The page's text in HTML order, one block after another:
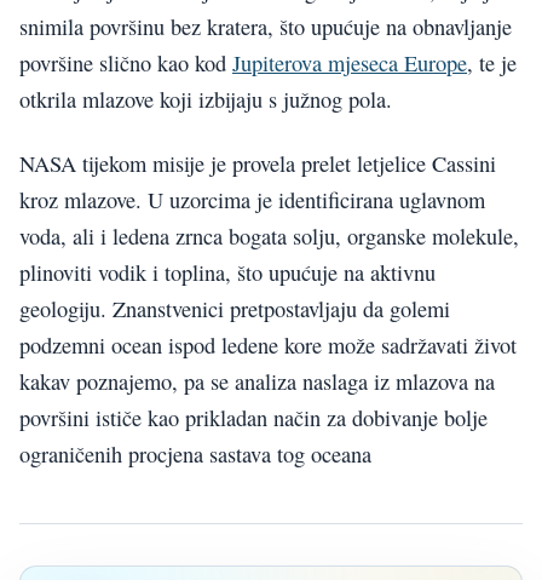
snimila površinu bez kratera, što upućuje na obnavljanje
površine slično kao kod Jupiterova mjeseca Europe, te je
otkrila mlazove koji izbijaju s južnog pola.
NASA tijekom misije je provela prelet letjelice Cassini
kroz mlazove. U uzorcima je identificirana uglavnom
voda, ali i ledena zrnca bogata solju, organske molekule,
plinoviti vodik i toplina, što upućuje na aktivnu
geologiju. Znanstvenici pretpostavljaju da golemi
podzemni ocean ispod ledene kore može sadržavati život
kakav poznajemo, pa se analiza naslaga iz mlazova na
površini ističe kao prikladan način za dobivanje bolje
ograničenih procjena sastava tog oceana